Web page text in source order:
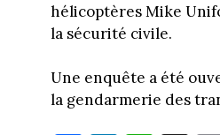
hélicoptères Mike
la sécurité civile.
Une enquête a été
la gendarmerie des